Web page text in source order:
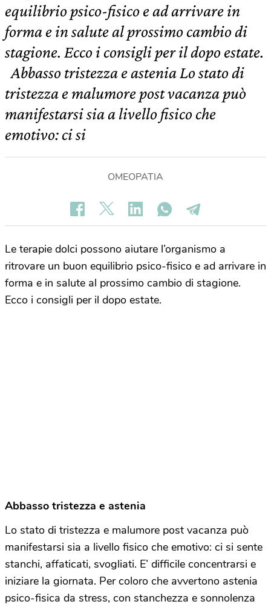
equilibrio psico-fisico e ad arrivare in
forma e in salute al prossimo cambio di
stagione. Ecco i consigli per il dopo estate.
Abbasso tristezza e astenia Lo stato di
tristezza e malumore post vacanza può
manifestarsi sia a livello fisico che
emotivo: ci si
OMEOPATIA
Le terapie dolci possono aiutare l’organismo a
ritrovare un buon equilibrio psico-fisico e ad arrivare in
forma e in salute al prossimo cambio di stagione.
Ecco i consigli per il dopo estate.
Abbasso tristezza e astenia
Lo stato di tristezza e malumore post vacanza può
manifestarsi sia a livello fisico che emotivo: ci si sente
stanchi, affaticati, svogliati. E’ difficile concentrarsi e
iniziare la giornata. Per coloro che avvertono astenia
psico-fisica da stress, con stanchezza e sonnolenza